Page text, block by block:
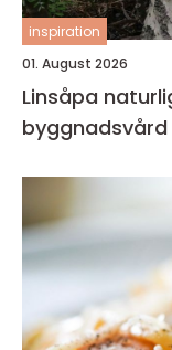
inspiration
01. August 2026
Linsåpa naturlig städkraft för hem och
byggnadsvård